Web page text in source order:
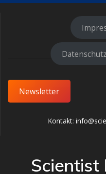
Newsletter
Kontakt:
Scientist